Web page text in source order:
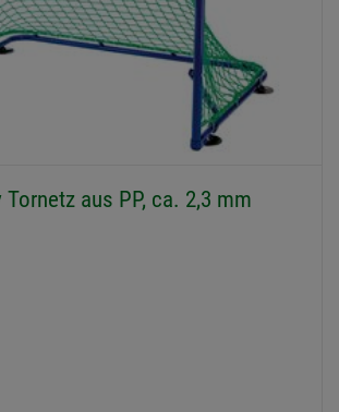
aus PP, ca. 2,3 mm